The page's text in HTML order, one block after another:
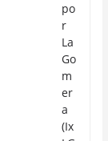
po
r
La
Go
m
er
a
(Ix